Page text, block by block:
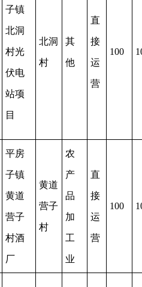
子镇
北洞
村光
伏电
站项
目
北洞
村
其
他
直
接
运
营
100
平房
子镇
黄道
营子
村酒
厂
黄道
营子
村
农
产
品
加
工
业
直
接
运
营
100